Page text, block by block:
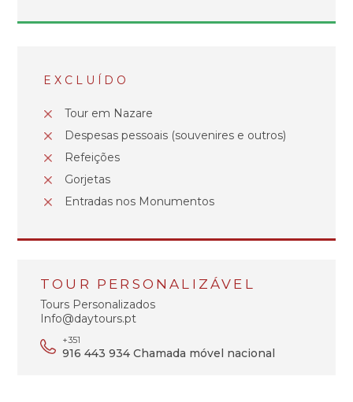
EXCLUÍDO
Tour em Nazare
Despesas pessoais (souvenires e outros)
Refeições
Gorjetas
Entradas nos Monumentos
TOUR PERSONALIZÁVEL
Tours Personalizados
Info@daytours.pt
+351
916 443 934 Chamada móvel nacional